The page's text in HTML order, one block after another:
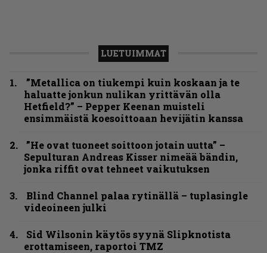
LUETUIMMAT
”Metallica on tiukempi kuin koskaan ja te
haluatte jonkun nulikan yrittävän olla
Hetfield?” – Pepper Keenan muisteli
ensimmäistä koesoittoaan hevijätin kanssa
”He ovat tuoneet soittoon jotain uutta” –
Sepulturan Andreas Kisser nimeää bändin,
jonka riffit ovat tehneet vaikutuksen
Blind Channel palaa rytinällä – tuplasingle
videoineen julki
Sid Wilsonin käytös syynä Slipknotista
erottamiseen, raportoi TMZ